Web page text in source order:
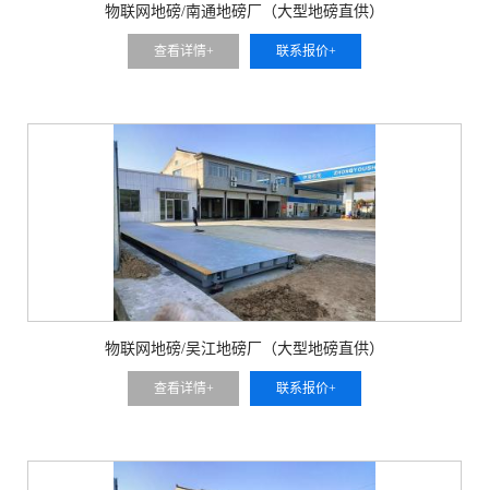
物联网地磅/南通地磅厂（大型地磅直供）
查看详情+ 联系报价+
物联网地磅/吴江地磅厂（大型地磅直供）
查看详情+ 联系报价+